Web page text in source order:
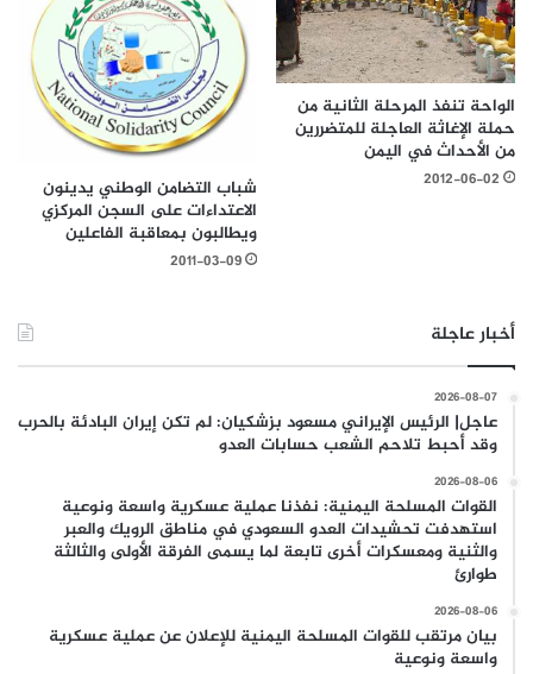
الواحة تنفذ المرحلة الثانية من
حملة الإغاثة العاجلة للمتضررين
من الأحداث في اليمن
2012-06-02
شباب التضامن الوطني يدينون
الاعتداءات على السجن المركزي
ويطالبون بمعاقبة الفاعلين
2011-03-09
أخبار عاجلة
2026-08-07
عاجل| الرئيس الإيراني مسعود بزشكيان: لم تكن إيران البادئة بالحرب
وقد أحبط تلاحم الشعب حسابات العدو
2026-08-06
القوات المسلحة اليمنية: نفذنا عملية عسكرية واسعة ونوعية
استهدفت تحشيدات العدو السعودي في مناطق الرويك والعبر
والثنية ومعسكرات أخرى تابعة لما يسمى الفرقة الأولى والثالثة
طوارئ
2026-08-06
بيان مرتقب للقوات المسلحة اليمنية للإعلان عن عملية عسكرية
واسعة ونوعية